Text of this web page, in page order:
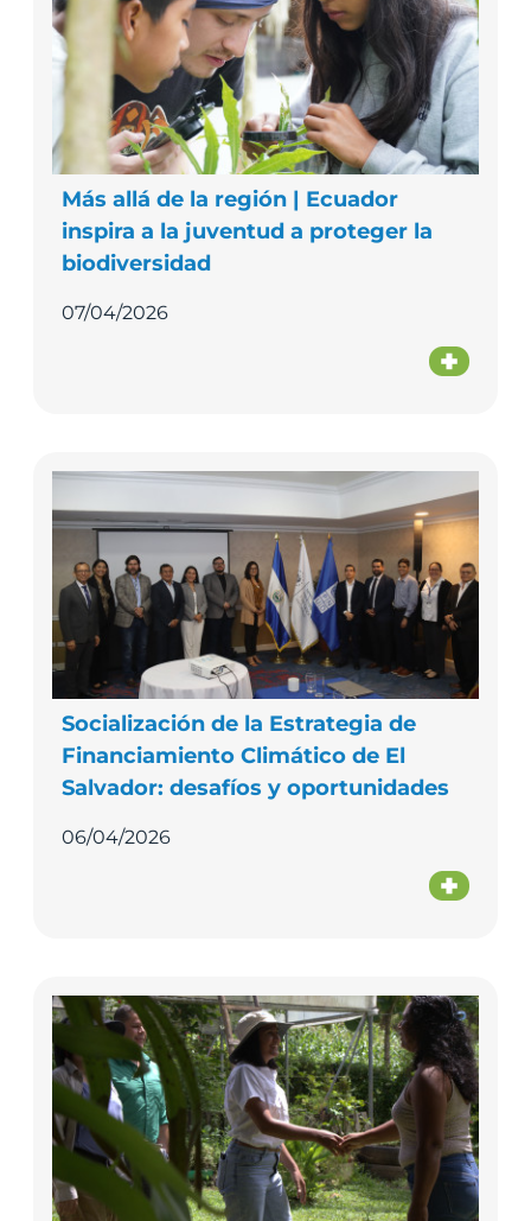
Más allá de la región | Ecuador
inspira a la juventud a proteger la
biodiversidad
07/04/2026
Socialización de la Estrategia de
Financiamiento Climático de El
Salvador: desafíos y oportunidades
06/04/2026